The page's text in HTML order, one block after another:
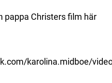
pappa Christers film här
karolina.midboe/